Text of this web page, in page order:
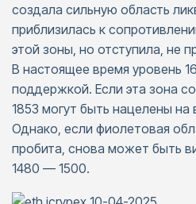
создала сильную область
приблизилась к
этой зоны, но отступила, не
В настоящее время уровень
поддержкой. Если эта зона
1853 могут быть нацелены
Однако, если фиолетовая
пробита, снова может быть
1480 — 1500.